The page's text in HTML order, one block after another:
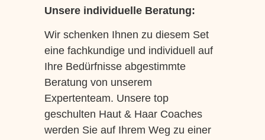
Unsere individuelle Beratung:
Wir schenken Ihnen zu diesem Set
eine fachkundige und individuell auf
Ihre Bedürfnisse abgestimmte
Beratung von unserem
Expertenteam. Unsere top
geschulten Haut & Haar Coaches
werden Sie auf Ihrem Weg zu einer